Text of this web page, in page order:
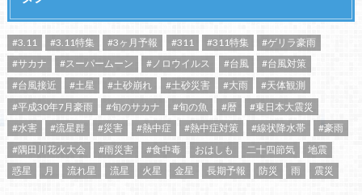
#3.11 #3.11特集 #3ヶ月予報 #311 #311特集
#ゲリラ豪雨
#サカナ
#スーパームーン #ノロウイルス #台風
#台風対策
#台風接近
#土星 #土砂崩れ #土砂災害 #大雨
#天体観測
#平成30年7月豪雨
#旬のサカナ #旬の魚 #暦
#東日本大震災
#水害
#流星群 #災害 #熱中症 #熱中症対策 #線状降水帯
#豪雨
#隅田川花火大会
#雨災害 #食中毒 おはしも 二十四節気
地震
惑星
月 流れ星 流星 火星 金星 長期予報 防災 雨 震災